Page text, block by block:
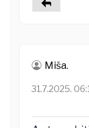
Miša.
31.7.2025.